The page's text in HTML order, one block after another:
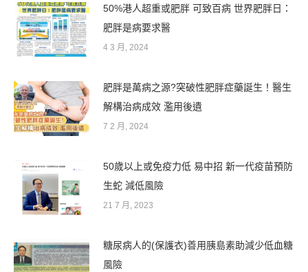
50%港人超重或肥胖 可致百病 世界肥胖日：
肥胖是病要求醫
4 3 月, 2024
肥胖是萬病之源?突破性肥胖症藥誕生！醫生
解構治病成效 濫用後遺
7 2 月, 2024
50歲以上或免疫力低 易中招 新一代疫苗預防
生蛇 減低風險
21 7 月, 2023
糖尿病人的(保護衣)善用胰島素助減少低血糖
風險